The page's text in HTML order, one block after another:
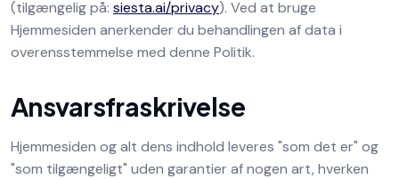
(tilgængelig på: siesta.ai/privacy). Ved at bruge
Hjemmesiden anerkender du behandlingen af data i
overensstemmelse med denne Politik.
Ansvarsfraskrivelse
Hjemmesiden og alt dens indhold leveres "som det er" og
"som tilgængeligt" uden garantier af nogen art, hverken